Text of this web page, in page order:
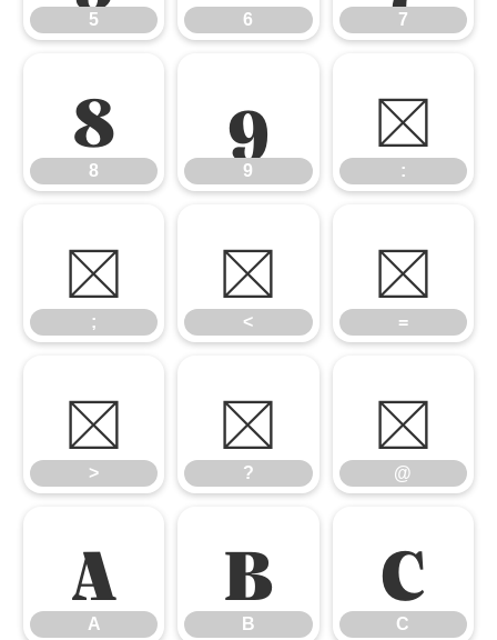
5 6 7
8
8
9
9
:
:
;
;
<
<
=
=
>
>
?
?
@
@
A
A
B
B
C
C